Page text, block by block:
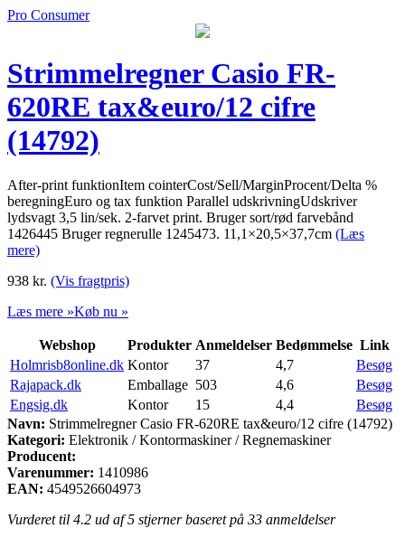
Pro Consumer
Strimmelregner Casio FR-
620RE tax&euro/12 cifre
(14792)
After-print funktionItem cointerCost/Sell/MarginProcent/Delta %
beregningEuro og tax funktion Parallel udskrivningUdskriver
lydsvagt 3,5 lin/sek. 2-farvet print. Bruger sort/rød farvebånd
1426445 Bruger regnerulle 1245473. 11,1×20,5×37,7cm (Læs
mere)
938 kr. (Vis fragtpris)
Læs mere »Køb nu »
Webshop Produkter Anmeldelser Bedømmelse Link
Holmrisb8online.dk Kontor 37 4,7
Besøg
Rajapack.dk
Emballage 503 4,6
Besøg
Engsig.dk
Kontor 15 4,4
Besøg
Navn: Strimmelregner Casio FR-620RE tax&euro/12 cifre (14792)
Kategori: Elektronik / Kontormaskiner / Regnemaskiner
Producent:
Varenummer: 1410986
EAN: 4549526604973
Vurderet til 4.2 ud af 5 stjerner baseret på 33 anmeldelser